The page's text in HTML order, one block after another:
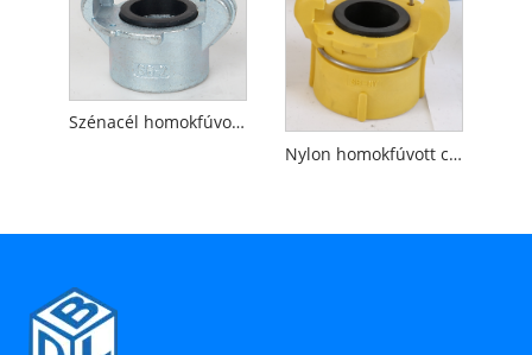
Szénacél homokfúvott tengelykapcsoló
Nylon homokfúvott csatlakozó